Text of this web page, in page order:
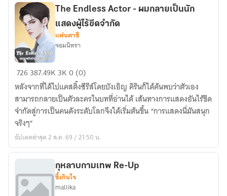
Is
Mine)
[นิยาย
แปล]
The
Endless
Actor
-
ผม
กลาย
เป็น
นัก
ผู้
The Endless Actor - ผมกลายเป็นนัก
แสดงผู้ไร้ขีดจำกัด
แฟนตาซี
จอมนิทรา
726387.49K 3K0 (0)
หลังจากที่ได้ไปแคสติ้งซีรีส์โดยบังเอิญ คิรินก็ได้ค้นพบว่าตัวเอง
สามารถกลายเป็นตัวละครในบทที่อ่านได้ เส้นทางการแสดงอันไร้ขีด
จำกัดสู่การเป็นคนดังระดับโลกจึงได้เริ่มต้นขึ้น “การแสดงนี่มันสนุก
จริงๆ”
อัปเดตล่าสุด 2 ส.ค. 69 / 21:50 น.
กุหลาบกามเทพ Re-Up
ซึ้งกินใจ
mallika